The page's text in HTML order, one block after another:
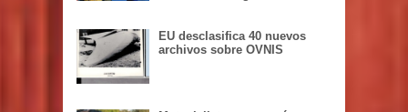
EU desclasifica 40 nuevos